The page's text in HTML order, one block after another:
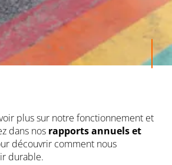
plus sur notre fonctionnement et
dans nos rapports annuels et
découvrir comment nous
durable.